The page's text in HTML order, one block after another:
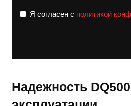
Я согласен с политикой
Надежность